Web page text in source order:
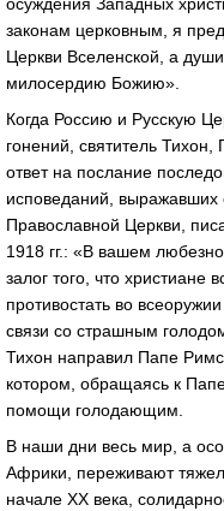
осуждения Западных
законам церковным, я
Церкви Вселенской, а
милосердию Божию».
Когда Россию и Русскую
гонений, святитель
ответ на послание
исповеданий, выражавших
Православной Церкви,
1918 гг.: «В вашем
залог того, что христиане
противостать во
связи со страшным
Тихон направил Папе
котором, обращаясь к
помощи голодающим.
В наши дни весь мир, а
Африки, переживают
начале XX века,